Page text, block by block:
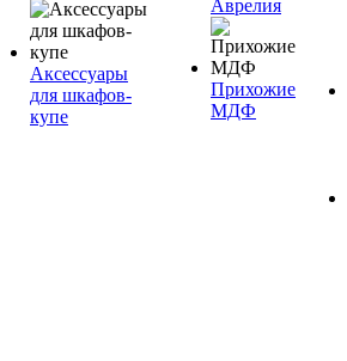
Аксессуары
для шкафов-
купе
Аврелия
Прихожие
МДФ